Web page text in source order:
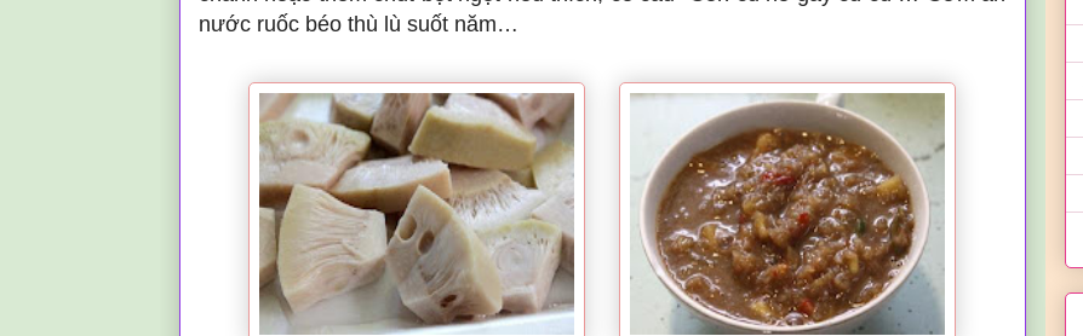
nước ruốc béo thù lù suốt năm…